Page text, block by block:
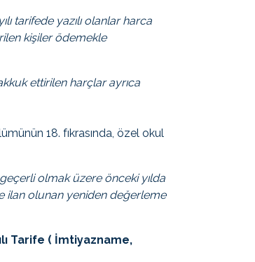
tarifede yazılı olanlar harca
kişiler ödemekle
ettirilen harçlar ayrıca
18. fıkrasında, özel okul
geçerli olmak üzere önceki yılda
ilan olunan yeniden değerleme
Tarife ( İmtiyazname,